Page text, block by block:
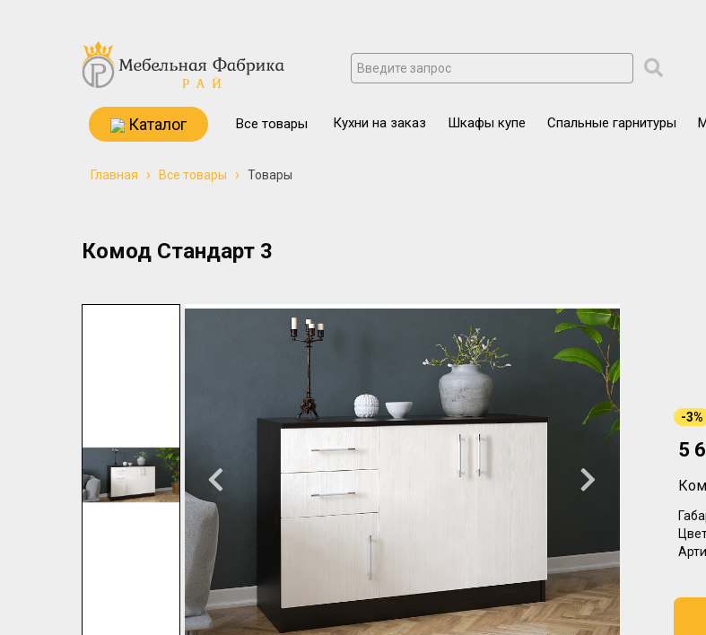
Кухни на заказ
Шкафы купе Спальные гарнитуры
Все товары
Каталог
Главная › Все товары › Товары
Комод Стандарт 3
-3%
5